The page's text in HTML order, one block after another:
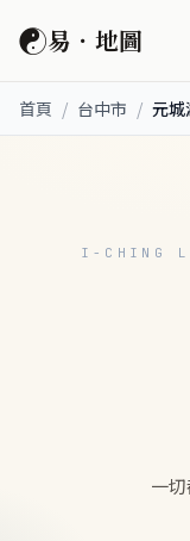
☯易．地圖
首頁 / 台中市 / 元城
I-CHING
一